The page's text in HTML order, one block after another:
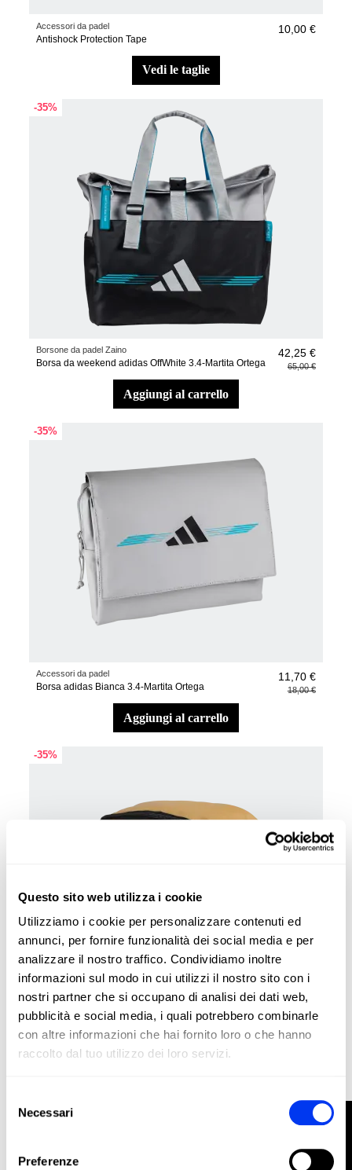
Questo sito web utilizza i cookie
Utilizziamo i cookie per personalizzare contenuti ed
annunci, per fornire funzionalità dei social media e per
analizzare il nostro traffico. Condividiamo inoltre
informazioni sul modo in cui utilizzi il nostro sito con i
nostri partner che si occupano di analisi dei dati web,
pubblicità e social media, i quali potrebbero combinarle
con altre informazioni che hai fornito loro o che hanno
raccolto dal tuo utilizzo dei loro servizi.
delNecessari
Preferenze
Accessori da padel
Antishock Protection Tape
10,00 €
vedi le taglie
-35%
Borsone da padel Zaino
Borsa da weekend adidas OffWhite 3.4-Martita Ortega
42,25 €
65,00 €
aggiungi al carrello
-35%
Accessori da padel
Borsa adidas Bianca 3.4-Martita Ortega
11,70 €
18,00 €
aggiungi al carrello
-35%
Accessori da padel
Borsa adidas Sabbia 3.4
11,70 €
18,00 €
aggiungi al carrello